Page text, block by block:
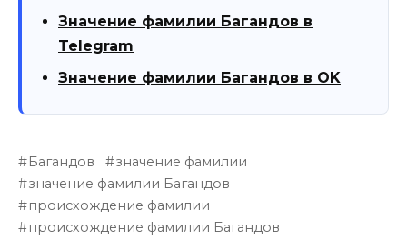
Значение фамилии Багандов в
Telegram
Значение фамилии Багандов в OK
Багандов
значение фамилии
значение фамилии Багандов
происхождение фамилии
происхождение фамилии Багандов